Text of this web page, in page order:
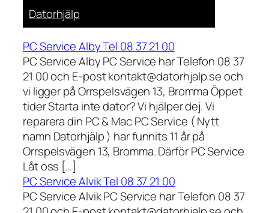
Datorhjälp
PC Service Alby Tel 08 37 21 00
PC Service Alby PC Service har Telefon 08 37
21 00 och E-post kontakt@datorhjalp.se och
vi ligger på Orrspelsvägen 13, Bromma Öppet
tider Starta inte dator? Vi hjälper dej. Vi
reparera din PC & Mac PC Service ( Nytt
namn Datorhjälp ) har funnits 11 år på
Orrspelsvägen 13, Bromma. Därför PC Service
Låt oss […]
PC Service Alvik Tel 08 37 21 00
PC Service Alvik PC Service har Telefon 08 37